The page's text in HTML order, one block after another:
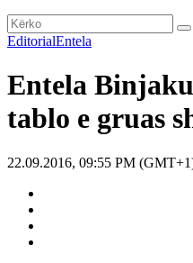
EditorialEntela
Entela
tablo e gruas
22.09.2016, 09:55 PM